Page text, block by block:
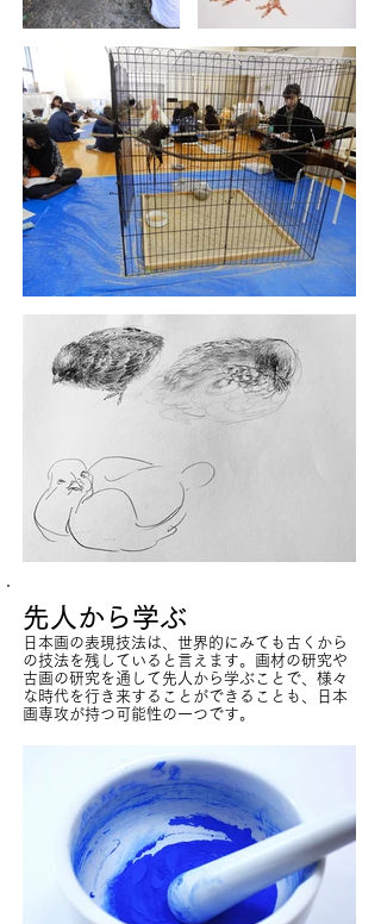
先人から学ぶ
日本画の表現技法は、世界的にみても古くから
の技法を残していると言えます。画材の研究や
古画の研究を通して先人から学ぶことで、様々
な時代を行き来することができることも、日本
画専攻が持つ可能性の一つです。